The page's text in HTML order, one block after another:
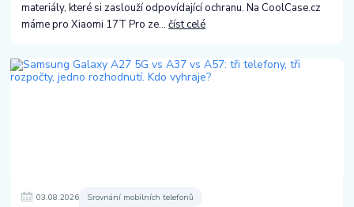
materiály, které si zaslouží odpovídající ochranu. Na CoolCase.cz
máme pro Xiaomi 17T Pro ze...číst celé
03.08.2026 Srovnání mobilních telefonů